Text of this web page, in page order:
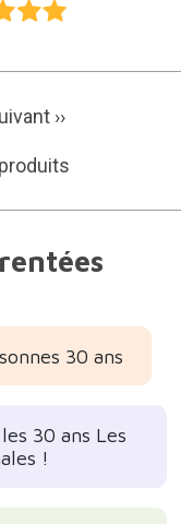
››
30 ans
30 ans Les
!